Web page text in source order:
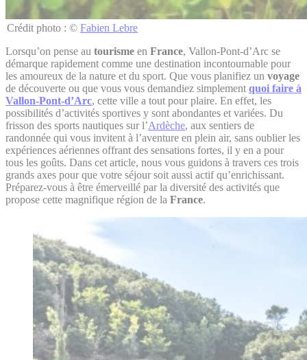
Crédit photo : © Fabien Lebre
Lorsqu’on pense au tourisme en France, Vallon-Pont-d’Arc se
démarque rapidement comme une destination incontournable pour
les amoureux de la nature et du sport. Que vous planifiez un voyage
de découverte ou que vous vous demandiez simplement quoi faire à
Vallon-Pont-d’Arc, cette ville a tout pour plaire. En effet, les
possibilités d’activités sportives y sont abondantes et variées. Du
frisson des sports nautiques sur l’Ardèche, aux sentiers de
randonnée qui vous invitent à l’aventure en plein air, sans oublier les
expériences aériennes offrant des sensations fortes, il y en a pour
tous les goûts. Dans cet article, nous vous guidons à travers ces trois
grands axes pour que votre séjour soit aussi actif qu’enrichissant.
Préparez-vous à être émerveillé par la diversité des activités que
propose cette magnifique région de la France.